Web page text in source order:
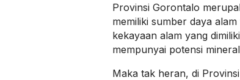
Provinsi Gorontalo
memiliki sumber daya
kekayaan alam yang
mempunyai potensi
Maka tak heran, di